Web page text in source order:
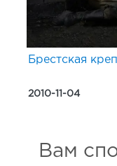
Брестская
2010-11-04
Вам